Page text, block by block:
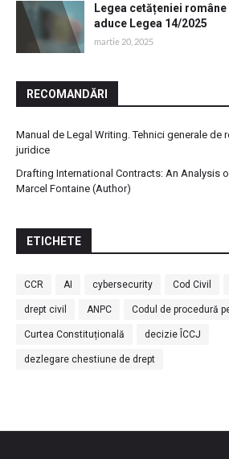
Legea cetățeniei
aduce Legea 14/2025
martie 20, 2025
RECOMANDĂRI
Manual de Legal Writing. Tehnici generale de
juridice
Drafting International Contracts: An Analysis
Marcel Fontaine (Author)
ETICHETE
CCR AI cybersecurity Cod Civil
drept civil ANPC Codul de procedură
Curtea Constituțională decizie ÎCCJ
dezlegare chestiune de drept